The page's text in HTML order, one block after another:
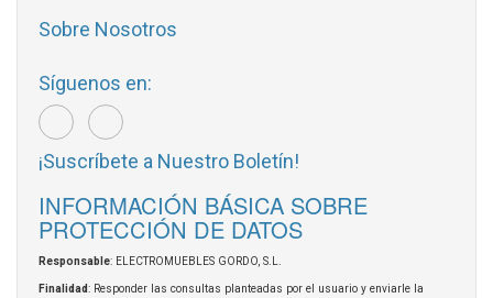
Sobre Nosotros
Síguenos en:
¡Suscríbete a Nuestro Boletín!
INFORMACIÓN BÁSICA SOBRE
PROTECCIÓN DE DATOS
Responsable: ELECTROMUEBLES GORDO, S.L.
Finalidad: Responder las consultas planteadas por el usuario y enviarle la